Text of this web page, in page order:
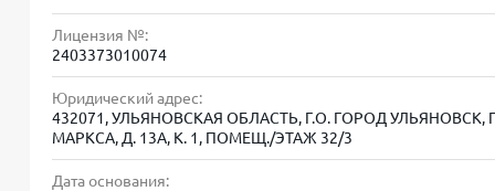
Первый займ без процентов: предоставляется
Процентная ставка после льготного периода:
Повторные займы: до 100 000 рублей на срок до
Процесс получения займа осуществляется
Лицензия №:
2403373010074
Юридический адрес:
432071, УЛЬЯНОВСКАЯ ОБЛАСТЬ, Г.О. ГОРОД УЛЬЯНОВСК,
МАРКСА, Д. 13А, К. 1, ПОМЕЩ./ЭТАЖ 32/3
Дата основания: